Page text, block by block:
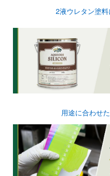
2液ウレタン塗
用途に合わせ